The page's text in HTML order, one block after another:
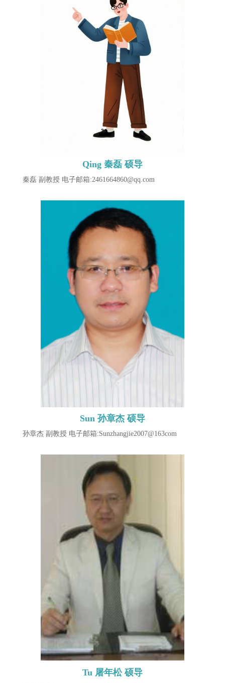
Qing 秦磊 硕导
秦磊 副教授 ​电子邮箱:2461664860@qq.com
Sun 孙章杰 硕导
孙章杰 副教授 电子邮箱:Sunzhangjie2007@163com
Tu 屠年松 硕导